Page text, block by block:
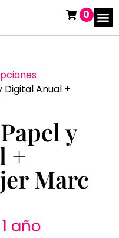
0
Digital Anual +
y
+
Marc
año